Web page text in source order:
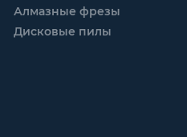
Алмазные фрезы
Дисковые пилы